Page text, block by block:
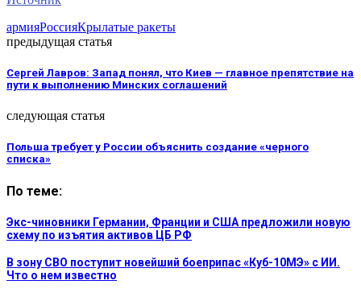
армияРоссияКрылатые ракеты
предыдущая статья
Сергей Лавров: Запад понял, что Киев — главное препятствие на
пути к выполнению Минских соглашений
следующая статья
Польша требует у России объяснить создание «черного
списка»
По теме:
Экс-чиновники Германии, Франции и США предложили новую
схему по изъятия активов ЦБ РФ
В зону СВО поступит новейший боеприпас «Куб-10МЭ» с ИИ.
Что о нем известно